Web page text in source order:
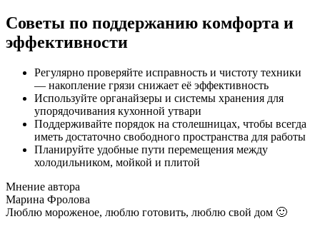
Советы по поддержанию комфорта и
эффективности
Регулярно проверяйте исправность и чистоту техники
— накопление грязи снижает её эффективность
Используйте органайзеры и системы хранения для
упорядочивания кухонной утвари
Поддерживайте порядок на столешницах, чтобы всегда
иметь достаточно свободного пространства для работы
Планируйте удобные пути перемещения между
холодильником, мойкой и плитой
Мнение автора
Марина Фролова
Люблю мороженое, люблю готовить, люблю свой дом 🙂